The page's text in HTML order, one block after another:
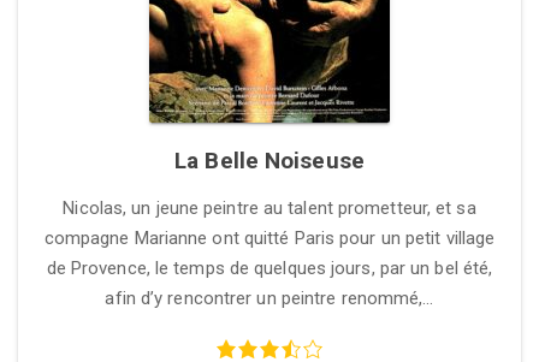
La Belle Noiseuse
Nicolas, un jeune peintre au talent prometteur, et sa
compagne Marianne ont quitté Paris pour un petit village
de Provence, le temps de quelques jours, par un bel été,
afin d’y rencontrer un peintre renommé,…